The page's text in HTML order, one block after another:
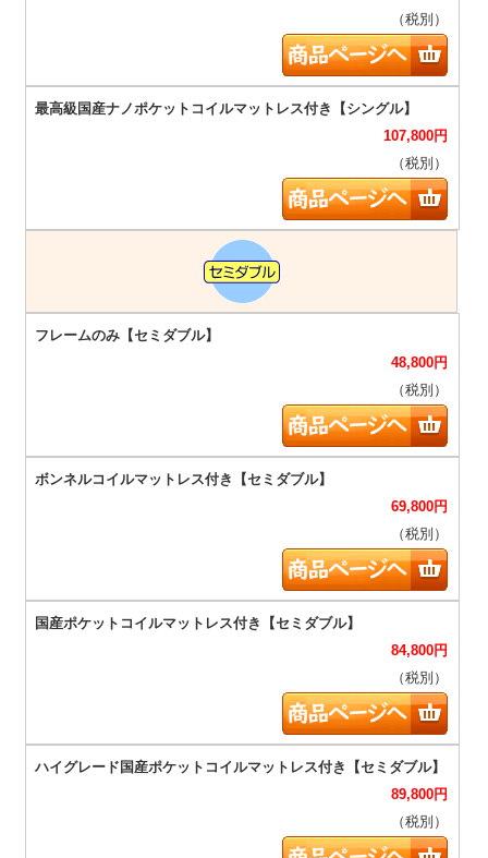
（税別）
107,800円
（税別）
48,800円
（税別）
69,800円
（税別）
84,800円
（税別）
89,800円
（税別）